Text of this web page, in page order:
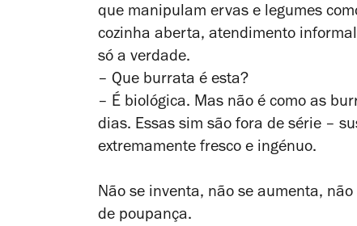
que manipulam ervas e legumes
cozinha aberta, atendimento
só a verdade.
– Que burrata é esta?
– É biológica. Mas não é como as
dias. Essas sim são fora de série –
extremamente fresco e ingénuo.
Não se inventa, não se aumenta,
de poupança.